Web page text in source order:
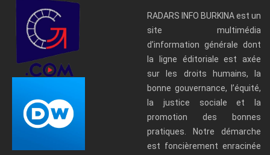
RADARS INFO BURKINA est un
site multimédia
d’information générale dont
la ligne éditoriale est axée
sur les droits humains, la
bonne gouvernance, l’équité,
la justice sociale et la
promotion des bonnes
pratiques. Notre démarche
est foncièrement enracinée